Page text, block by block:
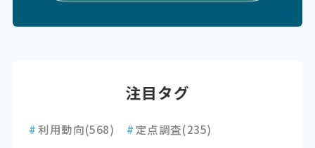
注目タグ
#利用動向(568) # 定点調査(235)